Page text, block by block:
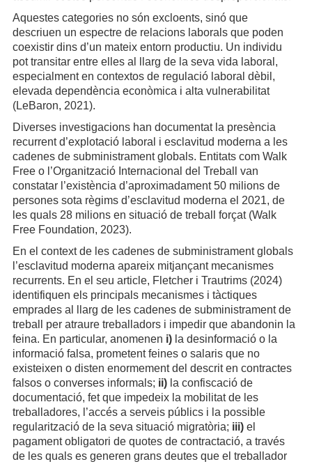
Aquestes categories no són excloents, sinó que
descriuen un espectre de relacions laborals que poden
coexistir dins d’un mateix entorn productiu. Un individu
pot transitar entre elles al llarg de la seva vida laboral,
especialment en contextos de regulació laboral dèbil,
elevada dependència econòmica i alta vulnerabilitat
(LeBaron, 2021).
Diverses investigacions han documentat la presència
recurrent d’explotació laboral i esclavitud moderna a les
cadenes de subministrament globals. Entitats com Walk
Free o l’Organització Internacional del Treball van
constatar l’existència d’aproximadament 50 milions de
persones sota règims d’esclavitud moderna el 2021, de
les quals 28 milions en situació de treball forçat (Walk
Free Foundation, 2023).
En el context de les cadenes de subministrament globals
l’esclavitud moderna apareix mitjançant mecanismes
recurrents. En el seu article, Fletcher i Trautrims (2024)
identifiquen els principals mecanismes i tàctiques
emprades al llarg de les cadenes de subministrament de
treball per atraure treballadors i impedir que abandonin la
feina. En particular, anomenen i)la desinformació o la
informació falsa, prometent feines o salaris que no
existeixen o disten enormement del descrit en contractes
falsos o converses informals; ii)la confiscació de
documentació, fet que impedeix la mobilitat de les
treballadores, l’accés a serveis públics i la possible
regularització de la seva situació migratòria; iii)el
pagament obligatori de quotes de contractació, a través
de les quals es generen grans deutes que el treballador